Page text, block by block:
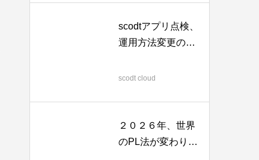
scodtアプリ点検、
運用方法変更のた
scodt cloud
２０２６年、世界
のPL法が変わりま